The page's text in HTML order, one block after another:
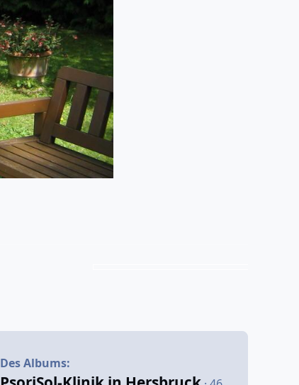
Des Albums: